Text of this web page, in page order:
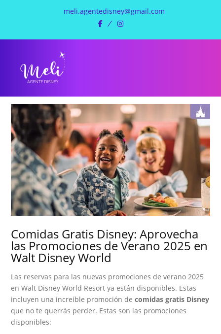
meli.agentedisney@gmail.com
facebookinstagram
Comidas Gratis Disney: Aprovecha
las Promociones de Verano 2025 en
Walt Disney World
Las reservas para las nuevas promociones de verano 2025
en Walt Disney World Resort ya están disponibles. Estas
incluyen una increíble promoción decomidas gratis Disney
que no te querrás perder. Estas son las promociones
disponibles: